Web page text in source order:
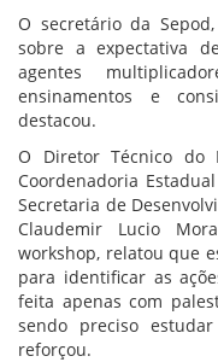
O secretário da
sobre a expectativa
agentes
ensinamentos e
destacou.
O Diretor Técnico do
Coordenadoria
Secretaria de
Claudemir Lucio
workshop, relatou que
para identificar as
feita apenas com
sendo preciso
reforçou.